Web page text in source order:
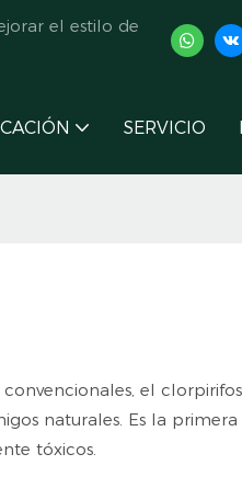
el estilo de
SERVICIO
el
naturales. Es la
tóxicos.